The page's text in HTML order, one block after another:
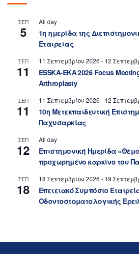
ΣΕΠ
5
All day
1η ημερίδα της
Εταιρείας
ΣΕΠ
11
11 Σεπτεμβρίου 2026 - 12
ESSKA-EKA 2026 Focus
Arthroplasty
ΣΕΠ
11
11 Σεπτεμβρίου 2026 - 12
10η Μετεκπαιδευτική
Παχυσαρκίας
ΣΕΠ
12
All day
Επιστημονική Ημερίδα
προχωρημένο καρκίνο του
ΣΕΠ
18
18 Σεπτεμβρίου 2026 - 19
Επετειακό Συμπόσιο
Οδοντοστοματολογικής